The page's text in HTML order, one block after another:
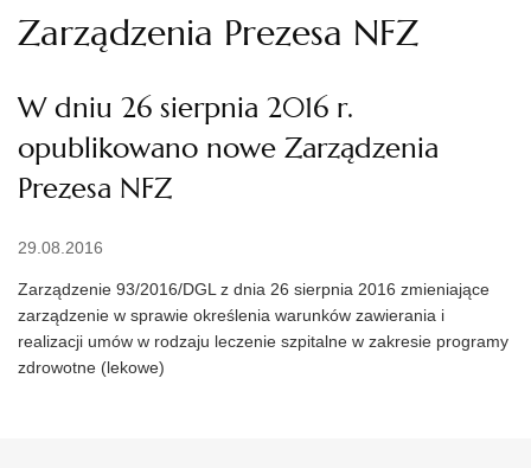
Zarządzenia Prezesa NFZ
W dniu 26 sierpnia 2016 r.
opublikowano nowe Zarządzenia
Prezesa NFZ
29.08.2016
Zarządzenie 93/2016/DGL z dnia 26 sierpnia 2016 zmieniające
zarządzenie w sprawie określenia warunków zawierania i
realizacji umów w rodzaju leczenie szpitalne w zakresie programy
zdrowotne (lekowe)